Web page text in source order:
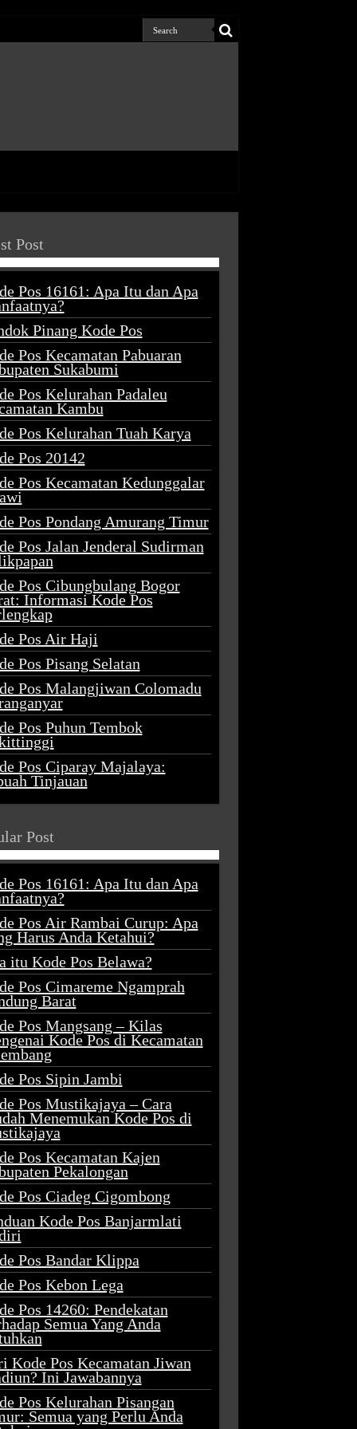
Post
Pos 16161: Apa Itu dan Apa
Pinang Kode Pos
Pos Kecamatan Pabuaran
Sukabumi
Pos Kelurahan Padaleu
Kambu
Pos Kelurahan Tuah Karya
Pos 20142
Pos Kecamatan Kedunggalar
Pos Pondang Amurang Timur
Pos Jalan Jenderal Sudirman
Pos Cibungbulang Bogor
Informasi Kode Pos
Pos Air Haji
Pos Pisang Selatan
Pos Malangjiwan Colomadu
Pos Puhun Tembok
Pos Ciparay Majalaya:
Tinjauan
Post
Pos 16161: Apa Itu dan Apa
Pos Air Rambai Curup: Apa
Harus Anda Ketahui?
itu Kode Pos Belawa?
Pos Cimareme Ngamprah
Barat
Pos Mangsang – Kilas
Kode Pos di Kecamatan
Pos Sipin Jambi
Pos Mustikajaya – Cara
Menemukan Kode Pos di
Pos Kecamatan Kajen
Pekalongan
Pos Ciadeg Cigombong
Kode Pos Banjarmlati
Pos Bandar Klippa
Pos Kebon Lega
Pos 14260: Pendekatan
Semua Yang Anda
Kode Pos Kecamatan Jiwan
Ini Jawabannya
Pos Kelurahan Pisangan
Semua yang Perlu Anda